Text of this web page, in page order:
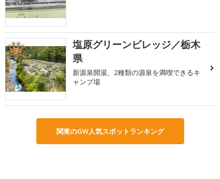
3
塩原グリーンビレッジ／栃木
県
新源泉開湯、2種類の源泉を満喫できるキ
ャンプ場
関東のGW人気スポットランキング